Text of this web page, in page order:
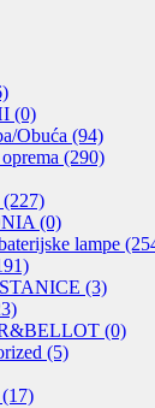
(0)
Obuća (94)
(290)
(227)
(0)
lampe
(3)
(0)
(5)
(17)